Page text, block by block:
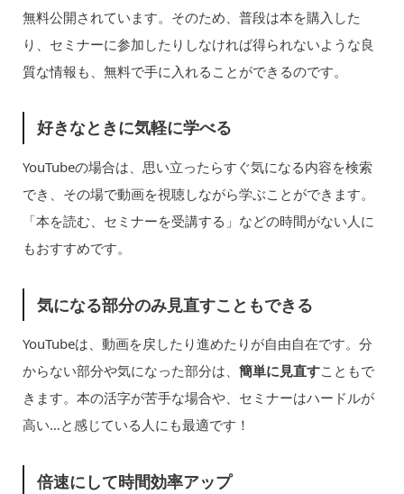
無料公開されています。そのため、普段は本を購入した
り、セミナーに参加したりしなければ得られないような良
質な情報も、無料で手に入れることができるのです。
好きなときに気軽に学べる
YouTubeの場合は、思い立ったらすぐ気になる内容を検索
でき、その場で動画を視聴しながら学ぶことができます。
「本を読む、セミナーを受講する」などの時間がない人に
もおすすめです。
気になる部分のみ見直すこともできる
YouTubeは、動画を戻したり進めたりが自由自在です。分
からない部分や気になった部分は、 簡単に見直すこともで
きます。本の活字が苦手な場合や、セミナーはハードルが
高い…と感じている人にも最適です！
倍速にして時間効率アップ